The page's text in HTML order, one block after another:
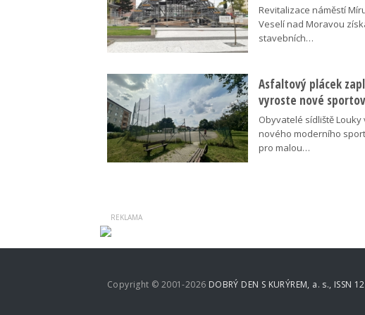
Revitalizace náměstí
Veselí nad Moravou
stavebních…
Asfaltový plácek
vyroste nové
Obyvatelé sídliště Louky
nového moderního
pro malou…
Copyright © 2001-2026 DOBRÝ DEN S KURÝREM, a. s., ISSN